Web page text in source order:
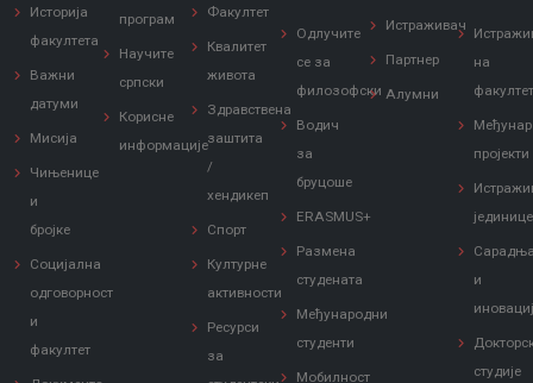
Историја
факултета
Важни
датуми
Мисија
Чињенице
и
бројке
Социјална
одговорност
и
факултет
програм
Научите
српски
Корисне
информације
Факултет
Квалитет
живота
Здравствена
заштита
/
хендикеп
Спорт
Културне
активности
Ресурси
за
Одлучите
се за
филозофски
Водич
за
бруцоше
ERASMUS+
Размена
студената
Међународни
студенти
Мобилност
Истраживач
Партнер
Алумни
на
пројекти
јединице
и
студије